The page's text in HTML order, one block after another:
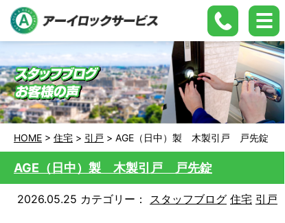
HOME > 住宅 > 引戸 > AGE（日中）製 木製引戸 戸先錠
AGE（日中）製 木製引戸 戸先錠
2026.05.25 カテゴリー： スタッフブログ 住宅 引戸